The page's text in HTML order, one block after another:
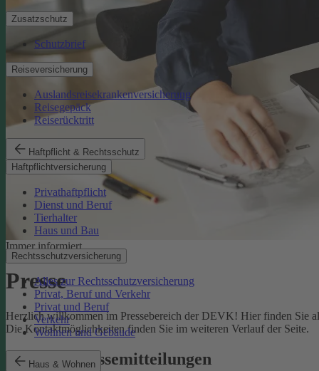
Zusatzschutz
Schutzbrief
Reiseversicherung
Auslandsreisekrankenversicherung
Reisegepäck
Reiserücktritt
Haftpflicht & Rechtsschutz
Haftpflichtversicherung
Privathaftpflicht
Dienst und Beruf
Tierhalter
Haus und Bau
Rechtsschutzversicherung
Alles zur Rechtsschutzversicherung
Privat, Beruf und Verkehr
Privat und Beruf
Verkehr
Wohnen und Gebäude
Haus & Wohnen
Immer informiert
Presse
Herzlich willkommen im Pressebereich der DEVK! Hier finden Sie
Die Kontaktmöglichkeiten finden Sie im weiteren Verlauf der Seite.
Aktuelle Pressemitteilungen